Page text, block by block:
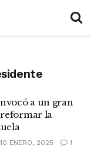
a un gran
la
ENERO, 2025 1